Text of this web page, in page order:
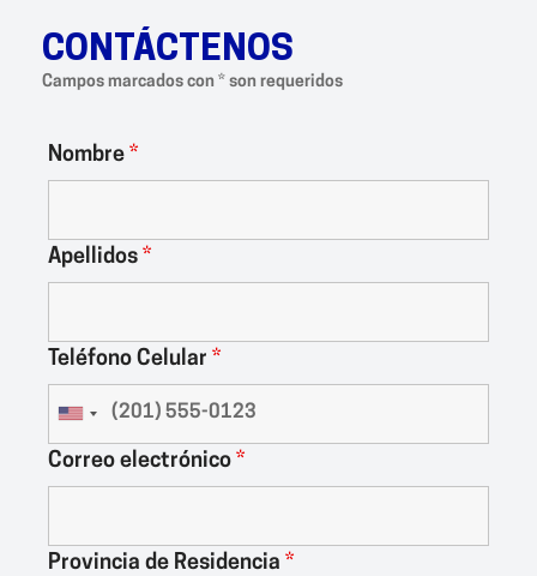
CONTÁCTENOS
Campos marcados con * son requeridos
Nombre *
Apellidos *
Teléfono Celular *
Correo electrónico *
Provincia de Residencia *